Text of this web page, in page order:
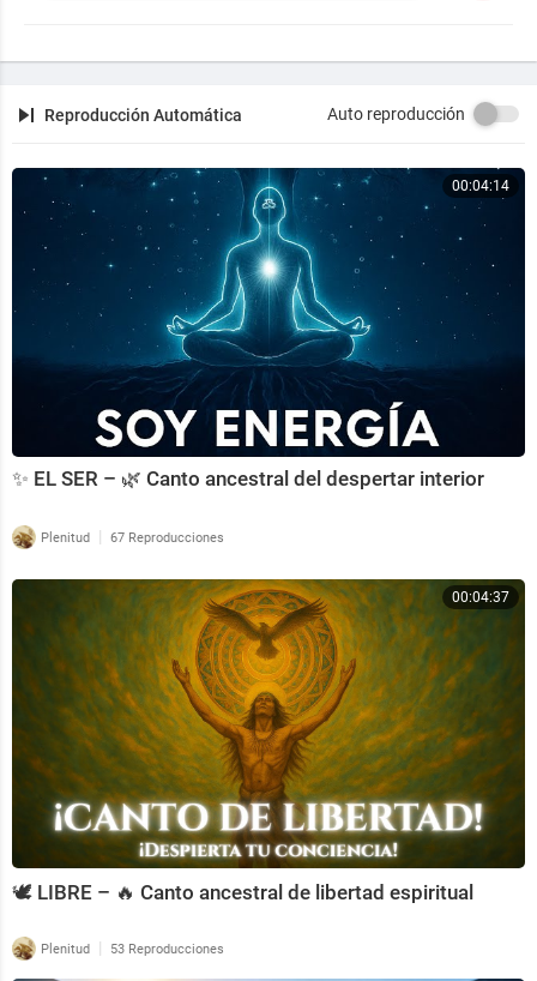
Reproducción Automática Auto reproducción
00:04:14
✨ EL SER – 🌿 Canto ancestral del despertar interior
Plenitud | 67 Reproducciones
00:04:37
🕊️ LIBRE – 🔥 Canto ancestral de libertad espiritual
Plenitud | 53 Reproducciones